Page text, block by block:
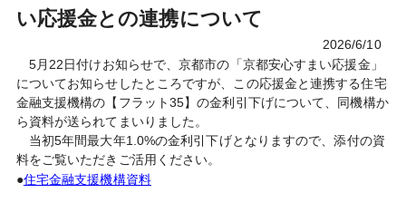
い応援金との連携について
2026/6/10
5月22日付けお知らせで、京都市の「京都安心すまい応援金」
についてお知らせしたところですが、この応援金と連携する住宅
金融支援機構の【フラット35】の金利引下げについて、同機構か
ら資料が送られてまいりました。
当初5年間最大年1.0%の金利引下げとなりますので、添付の資
料をご覧いただきご活用ください。
●住宅金融支援機構資料